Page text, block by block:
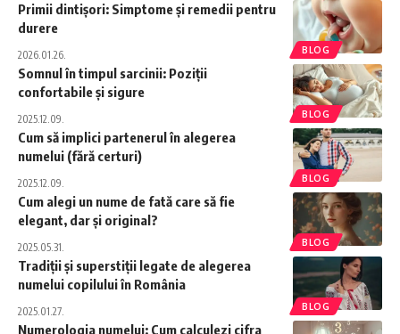
BLOG
Primii dintișori: Simptome și remedii pentru
durere
2026.01.26.
BLOG
Somnul în timpul sarcinii: Poziții
confortabile și sigure
2025.12.09.
BLOG
Cum să implici partenerul în alegerea
numelui (fără certuri)
2025.12.09.
BLOG
Cum alegi un nume de fată care să fie
elegant, dar și original?
2025.05.31.
BLOG
Tradiții și superstiții legate de alegerea
numelui copilului în România
2025.01.27.
Numerologia numelui: Cum calculezi cifra